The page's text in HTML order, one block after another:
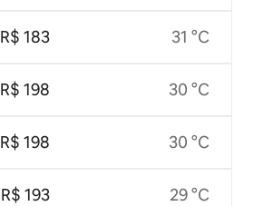
R$ 183
R$ 198
R$ 198
R$ 193
31 °C
30 °C
30 °C
29 °C